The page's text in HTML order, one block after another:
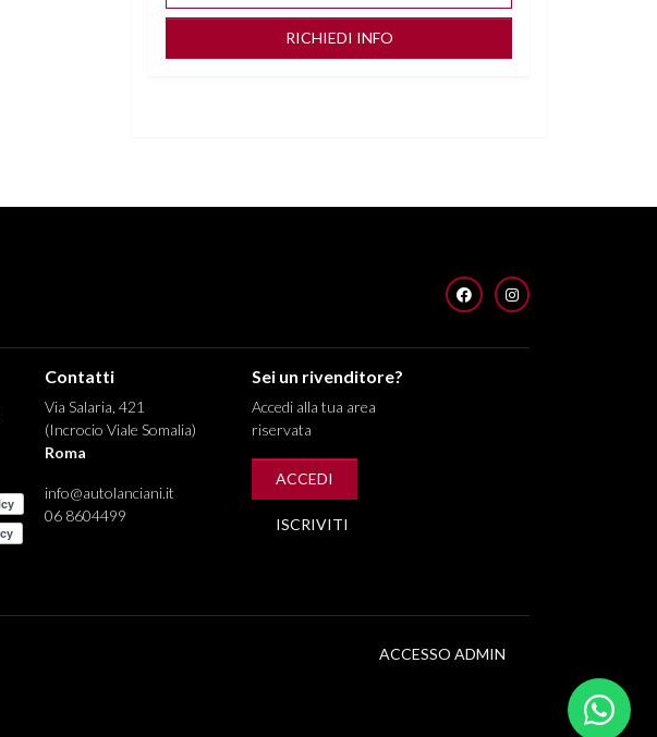
RICHIEDI INFO
FACEBOOKINSTAGRAM
Contatti
Via Salaria, 421
(Incrocio Viale Somalia)
Roma
info@autolanciani.it
06 8604499
Sei un rivenditore?
Accedi alla tua area
riservata
ACCEDI
ISCRIVITI
ACCESSO ADMIN